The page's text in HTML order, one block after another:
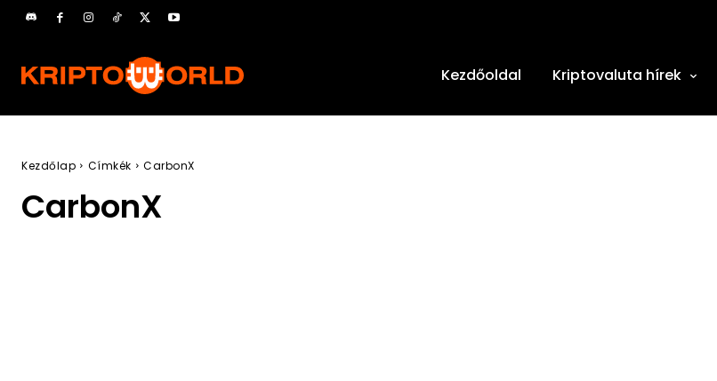
Kezdőoldal Kriptovaluta hírek
Kezdőlap Címkék CarbonX
CarbonX